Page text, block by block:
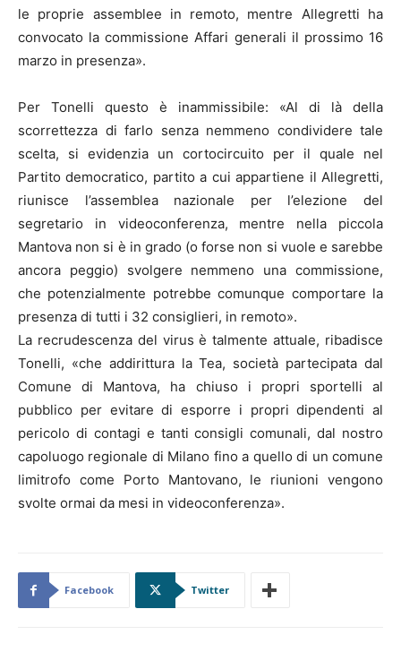
le proprie assemblee in remoto, mentre Allegretti ha
convocato la commissione Affari generali il prossimo 16
marzo in presenza».
Per Tonelli questo è inammissibile: «Al di là della
scorrettezza di farlo senza nemmeno condividere tale
scelta, si evidenzia un cortocircuito per il quale nel
Partito democratico, partito a cui appartiene il Allegretti,
riunisce l’assemblea nazionale per l’elezione del
segretario in videoconferenza, mentre nella piccola
Mantova non si è in grado (o forse non si vuole e sarebbe
ancora peggio) svolgere nemmeno una commissione,
che potenzialmente potrebbe comunque comportare la
presenza di tutti i 32 consiglieri, in remoto».
La recrudescenza del virus è talmente attuale, ribadisce
Tonelli, «che addirittura la Tea, società partecipata dal
Comune di Mantova, ha chiuso i propri sportelli al
pubblico per evitare di esporre i propri dipendenti al
pericolo di contagi e tanti consigli comunali, dal nostro
capoluogo regionale di Milano fino a quello di un comune
limitrofo come Porto Mantovano, le riunioni vengono
svolte ormai da mesi in videoconferenza».
Facebook Twitter